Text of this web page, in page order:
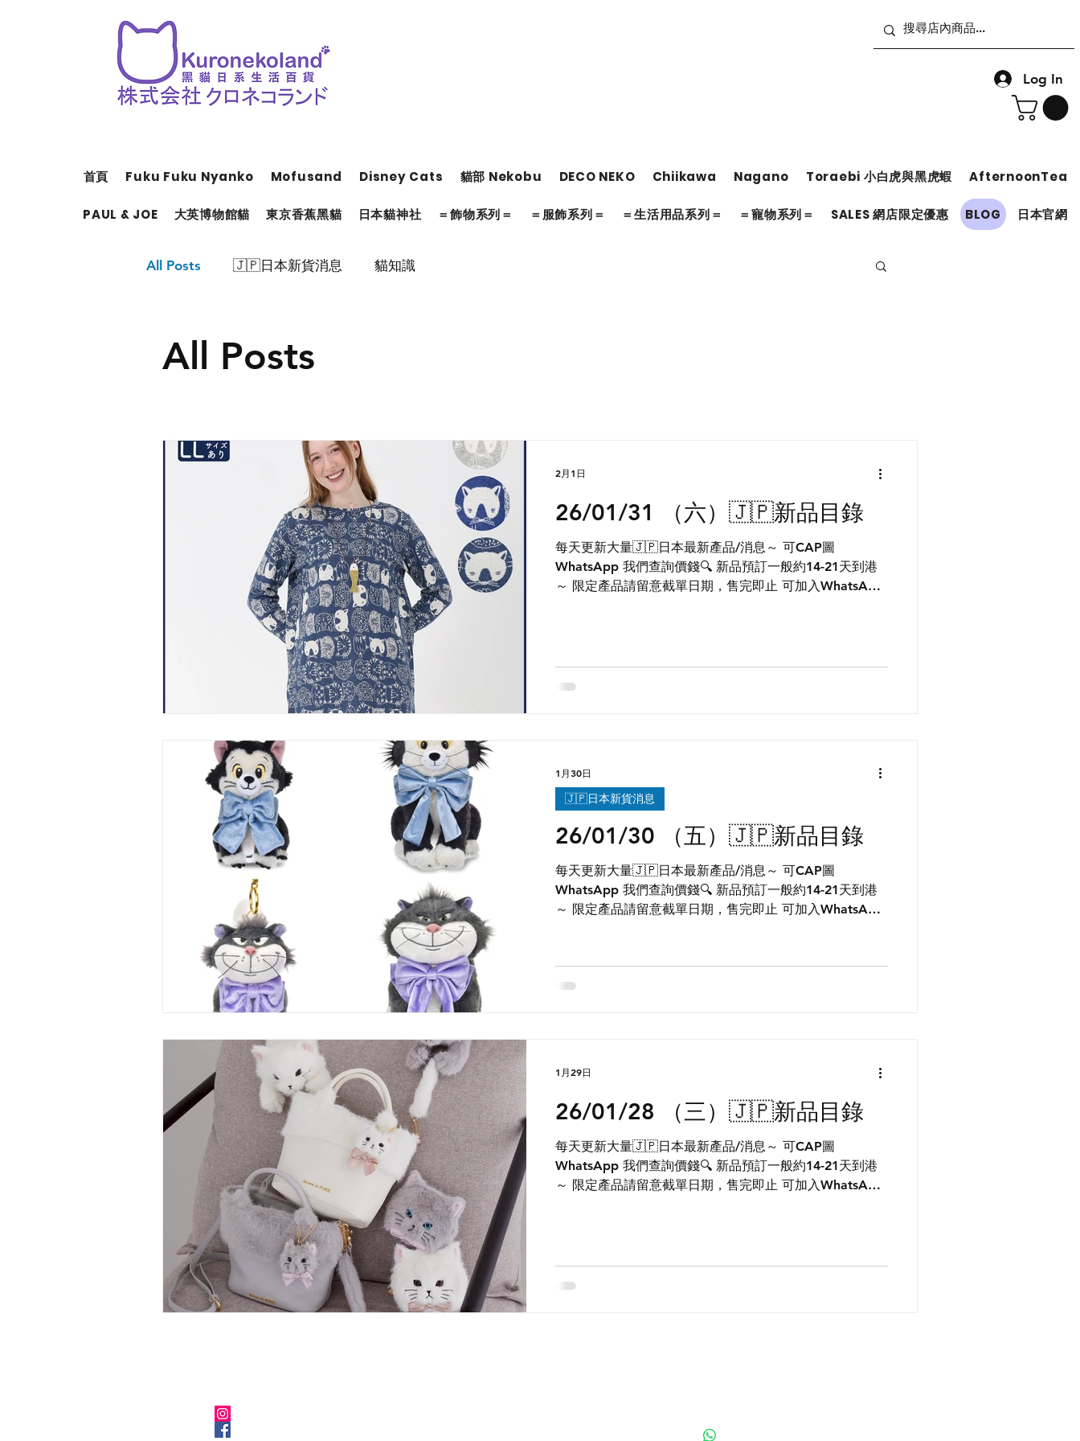
Log In
首頁 Fuku Fuku Nyanko Mofusand Disney Cats 貓部 Nekobu DECO NEKO Chiikawa Nagano Toraebi 小白虎與黑虎蝦 AfternoonTea
PAUL & JOE 大英博物館貓 東京香蕉黑貓 日本貓神社 ＝飾物系列＝ ＝服飾系列＝ ＝生活用品系列＝ ＝寵物系列＝ SALES 網店限定優惠 BLOG 日本官網
All Posts 🇯🇵日本新貨消息 貓知識
All Posts
26/01/31 （六）🇯🇵新品目錄
每天更新大量🇯🇵日本最新產品/消息～ 可CAP圖
WhatsApp 我們查詢價錢🔍 新品預訂一般約14-21天到港
～ 限定產品請留意截單日期，售完即止 可加入WhatsApp
http://chat.whatsapp.com/Jx2e1NtHjAn8F0OHDc8G0q
2月1日
26/01/30 （五）🇯🇵新品目錄
每天更新大量🇯🇵日本最新產品/消息～ 可CAP圖
WhatsApp 我們查詢價錢🔍 新品預訂一般約14-21天到港
～ 限定產品請留意截單日期，售完即止 可加入WhatsApp
Group內發售，記得加入不要錯過唷*
http://chat.whatsapp.com/Jx2e1NtHjAn8F0OHDc8G0q
🇯🇵日本新貨消息
1月30日
26/01/28 （三）🇯🇵新品目錄
每天更新大量🇯🇵日本最新產品/消息～ 可CAP圖
WhatsApp 我們查詢價錢🔍 新品預訂一般約14-21天到港
～ 限定產品請留意截單日期，售完即止 可加入WhatsApp
http://chat.whatsapp.com/Jx2e1NtHjAn8F0OHDc8G0q
1月29日
​